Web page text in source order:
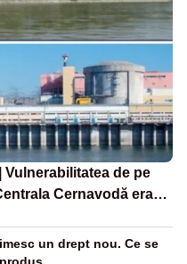
Vulnerabilitatea de pe
Cernavodă era
un drept nou. Ce se